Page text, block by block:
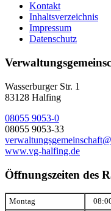
Kontakt
Inhaltsverzeichnis
Impressum
Datenschutz
Wasserburger Str. 1
83128 Halfing
08055 9053-0
08055 9053-33
www.vg-halfing.de
Öffnungszeiten des
Montag